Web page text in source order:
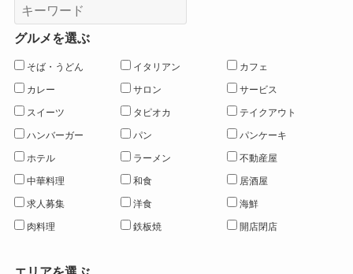
グルメを選ぶ
そば・うどん イタリアン カフェ
カレー サロン サービス
スイーツ タピオカ テイクアウト
ハンバーガー パン パンケーキ
ホテル ラーメン 不動産屋
中華料理 和食 居酒屋
求人募集 洋食 海鮮
肉料理 鉄板焼 開店閉店